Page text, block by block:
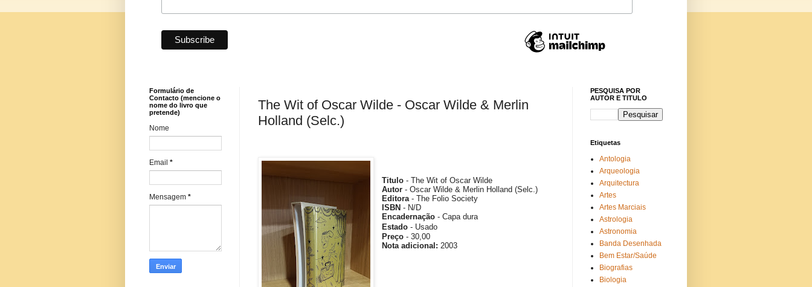
The Wit of Oscar Wilde - Oscar Wilde & Merlin
Holland (Selc.)
Titulo - The Wit of Oscar Wilde
Autor - Oscar Wilde & Merlin Holland (Selc.)
Editora-The Folio Society
ISBN - N/D
Encadernação - Capa dura
Estado - Usado
Preço - 30,00
Nota adicional : 2003
Formulário de
Contacto (mencione o
nome do livro que
pretende)
Nome
Email *
Mensagem *
PESQUISA POR
AUTOR E TITULO
Etiquetas
Antologia
Arqueologia
Arquitectura
Artes
Artes Marciais
Astrologia
Astronomia
Banda Desenhada
Bem Estar/Saúde
Biografias
Biologia